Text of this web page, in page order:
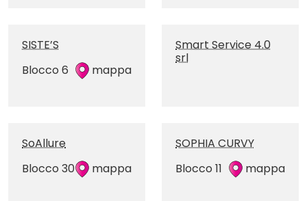
SISTE’S
Blocco 6
mappa
Smart Service 4.0
srl
SoAllure
Blocco 30
mappa
SOPHIA CURVY
Blocco 11
mappa